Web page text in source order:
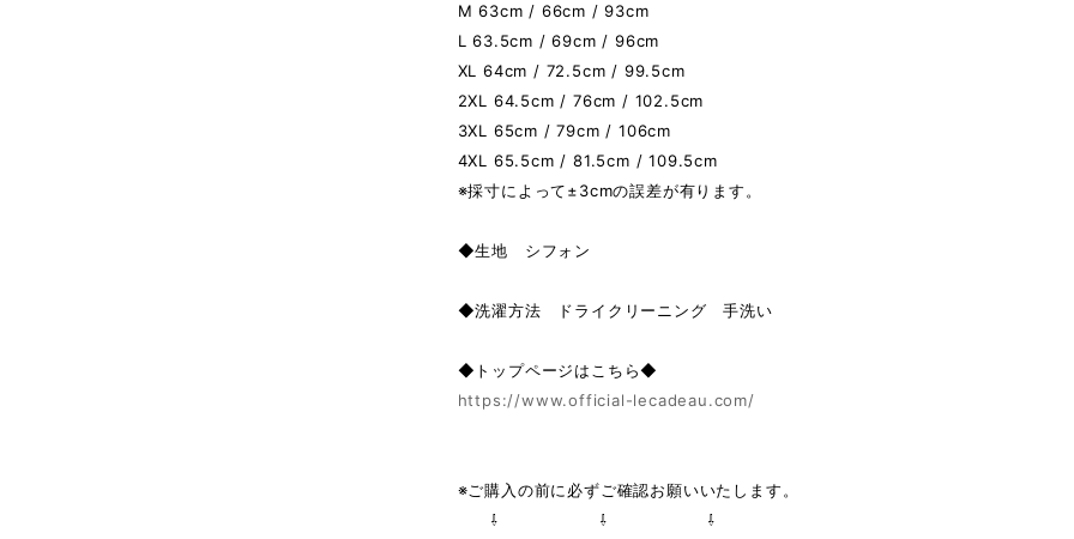
M 63cm / 66cm / 93cm
L 63.5cm / 69cm / 96cm
XL 64cm / 72.5cm / 99.5cm
2XL 64.5cm / 76cm / 102.5cm
3XL 65cm / 79cm / 106cm
4XL 65.5cm / 81.5cm / 109.5cm
※採寸によって±3cmの誤差が有ります。
◆生地 シフォン
◆洗濯方法 ドライクリーニング 手洗い
◆トップページはこちら◆
https://www.official-lecadeau.com/
※ご購入の前に必ずご確認お願いいたします。
⇩ ⇩ ⇩